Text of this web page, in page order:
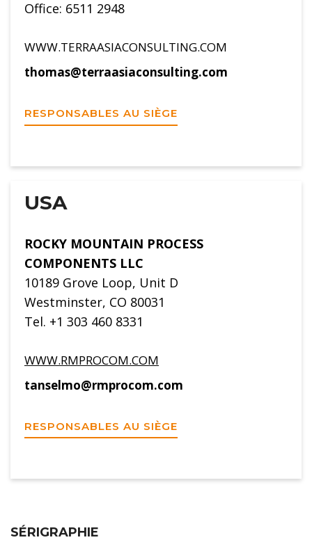
Office: 6511 2948
WWW.TERRAASIACONSULTING.COM
thomas@terraasiaconsulting.com
RESPONSABLES AU SIÈGE
USA
ROCKY MOUNTAIN PROCESS
COMPONENTS LLC
10189 Grove Loop, Unit D
Westminster, CO 80031
Tel. +1 303 460 8331
WWW.RMPROCOM.COM
tanselmo@rmprocom.com
RESPONSABLES AU SIÈGE
SÉRIGRAPHIE